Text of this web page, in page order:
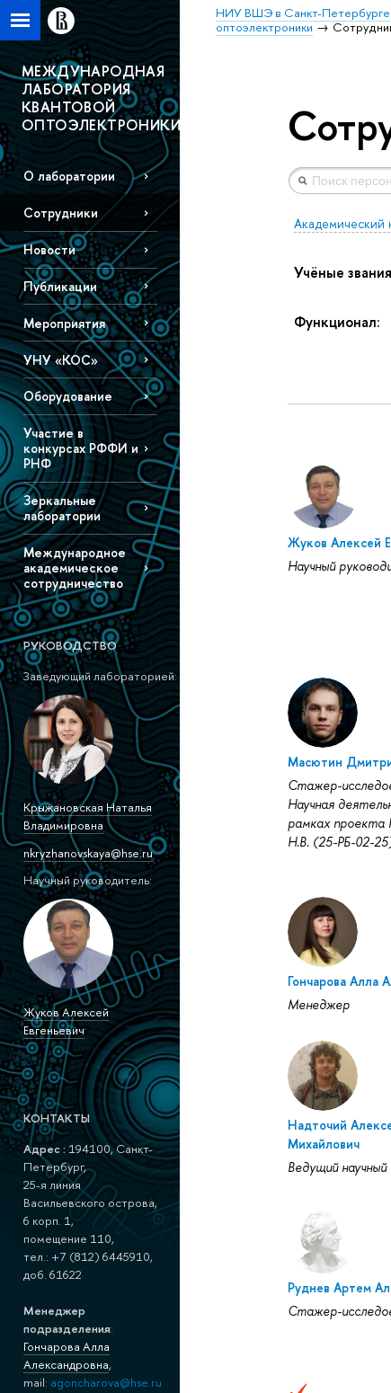
НИУ ВШЭ в Санкт-Петербурге
оптоэлектроники
МЕЖДУНАРОДНАЯ
ЛАБОРАТОРИЯ
КВАНТОВОЙ
ОПТОЭЛЕКТРОНИКИ
О лаборатории
Сотрудники
Новости
Публикации
Мероприятия
УНУ «КОС»
Оборудование
Участие в
конкурсах РФФИ и
РНФ
Зеркальные
лаборатории
Международное
академическое
сотрудничество
РУКОВОДСТВО
Заведующий лабораторией:
Крыжановская Наталья
Владимировна
nkryzhanovskaya@hse.ru
Научный руководитель:
Жуков Алексей
Евгеньевич
КОНТАКТЫ
Адрес : 194100, Санкт-
Петербург,
25-я линия
Васильевского острова,
6 корп. 1,
помещение 110,
тел.: +7 (812) 6445910,
доб. 61622
Менеджер
подразделения:
Гончарова Алла
Александровна,
mail: agoncharova@hse.ru
Академический
Учёные
Функционал:
Жуков Алексей
Научный
Масютин
Стажер-
Научная
рамках проекта
Н.В. (25-РБ-02-
Гончарова Алла
Менеджер
Надточий
Михайлович
Ведущий
Руднев Артем
Стажер-